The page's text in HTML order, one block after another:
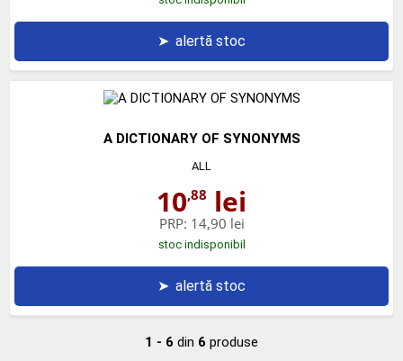
➤ alertă stoc
A DICTIONARY OF SYNONYMS
ALL
10,88 lei
PRP: 14,90 lei
stoc indisponibil
➤ alertă stoc
1 - 6 din 6 produse